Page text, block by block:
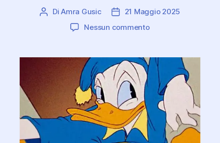
Autore
DiAmra Gusic
Data21 Maggio 2025
Nessun commentosu
dei
cartoni
animati